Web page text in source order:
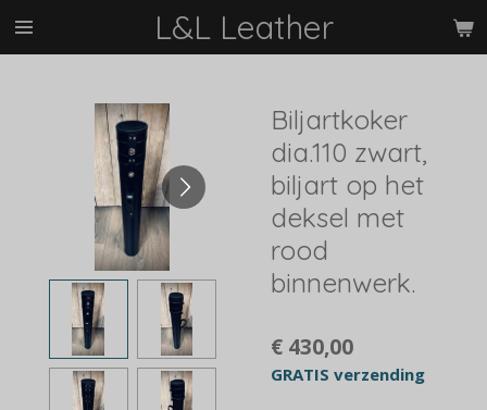
Ga
hoofdinhoud
L&L Leather
Biljartkoker
dia.110 zwart,
biljart op het
deksel met
rood
binnenwerk.
€ 430,00
GRATIS verzending